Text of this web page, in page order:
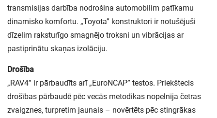
transmisijas darbība nodrošina automobilim patīkamu
dinamisko komfortu. „Toyota” konstruktori ir notušējuši
dīzelim raksturīgo smagnējo troksni un vibrācijas ar
pastiprinātu skaņas izolāciju.
Drošība
„RAV4” ir pārbaudīts arī „EuroNCAP” testos. Priekštecis
drošības pārbaudē pēc vecās metodikas nopelnīja četras
zvaigznes, turpretim jaunais – novērtēts pēc stingrākas